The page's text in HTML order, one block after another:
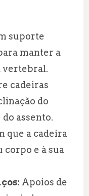
suporte
manter a
vertebral.
cadeiras
do
assento.
que a cadeira
corpo e à sua
Apoios de